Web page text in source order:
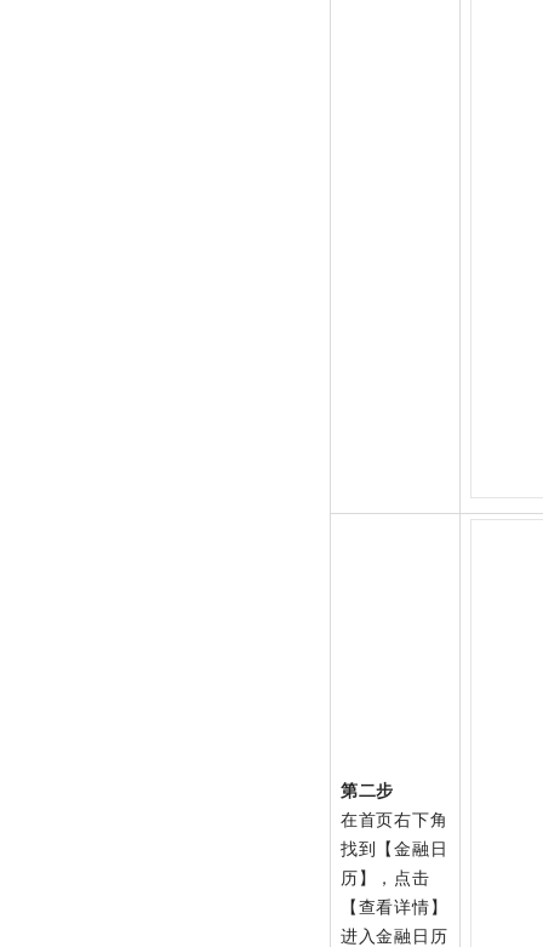
第二步
在首页右下角
找到【金融日
历】，点击
【查看详情】
进入金融日历